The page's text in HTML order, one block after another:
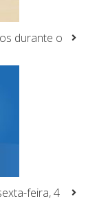
durante o
feira, 4